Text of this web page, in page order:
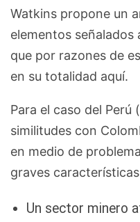
Watkins propone un
elementos señalados
que por razones de
en su totalidad aquí.
Para el caso del Perú
similitudes con
en medio de
graves
Un sector minero